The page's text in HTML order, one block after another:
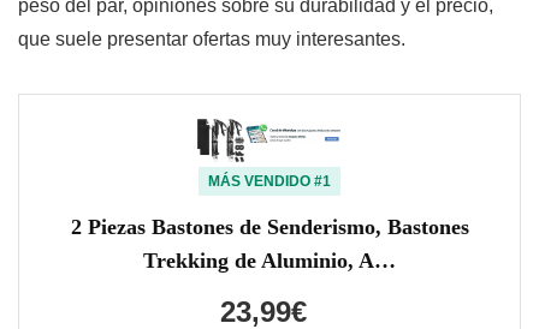
peso del par, opiniones sobre su durabilidad y el precio,
que suele presentar ofertas muy interesantes.
MÁS VENDIDO #1
2 Piezas Bastones de Senderismo, Bastones
Trekking de Aluminio, A…
23,99€